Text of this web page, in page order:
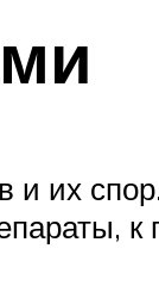
и их
к